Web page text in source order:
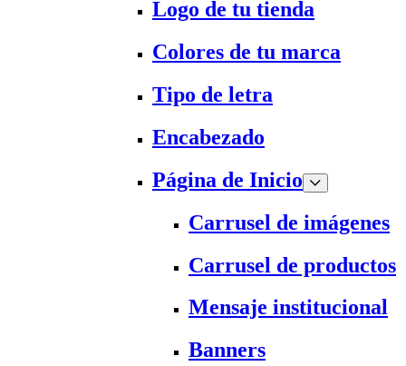
Logo de tu tienda
Colores de tu marca
Tipo de letra
Encabezado
Página de Inicio
Carrusel de imágenes
Carrusel de productos
Mensaje institucional
Banners